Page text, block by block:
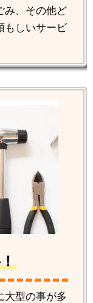
み、その他ど
もしいサービ
大型の事が多